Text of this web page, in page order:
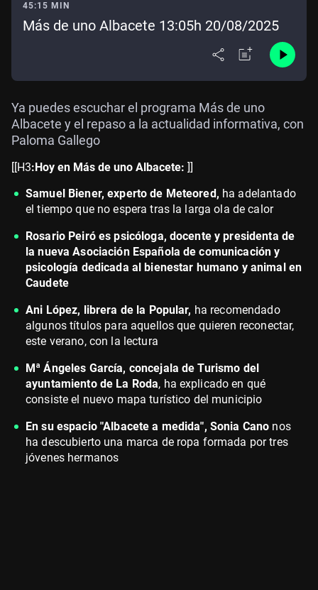
45:15 MIN
Más de uno Albacete 13:05h 20/08/2025
Ya puedes escuchar el programa Más de uno
Albacete y el repaso a la actualidad informativa, con
Paloma Gallego
[[H3:Hoy en Más de uno Albacete: ]]
Samuel Biener, experto de Meteored, ha adelantado
el tiempo que no espera tras la larga ola de calor
Rosario Peiró es psicóloga, docente y presidenta de
la nueva Asociación Española de comunicación y
psicología dedicada al bienestar humano y animal en
Caudete
Ani López, librera de la Popular, ha recomendado
algunos títulos para aquellos que quieren reconectar,
este verano, con la lectura
Mª Ángeles García, concejala de Turismo del
ayuntamiento de La Roda, ha explicado en qué
consiste el nuevo mapa turístico del municipio
En su espacio "Albacete a medida", Sonia Cano nos
ha descubierto una marca de ropa formada por tres
jóvenes hermanos